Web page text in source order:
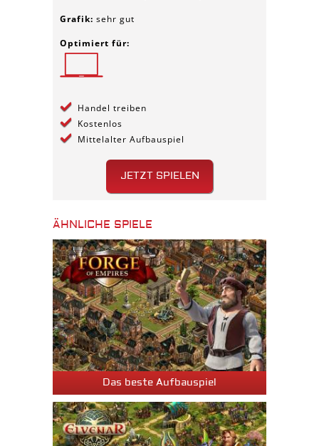
Grafik: sehr gut
Optimiert für:
Handel treiben
Kostenlos
Mittelalter Aufbauspiel
JETZT SPIELEN
ÄHNLICHE SPIELE
Das beste Aufbauspiel